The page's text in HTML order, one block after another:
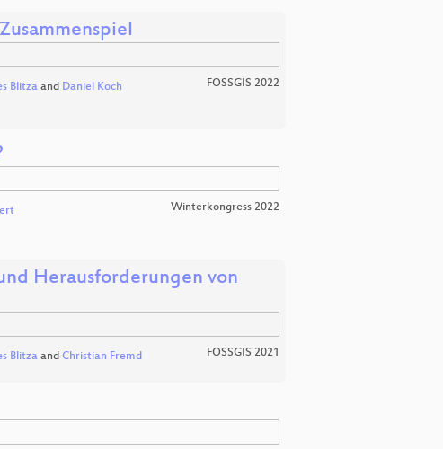
Blitzaand Daniel Koch FOSSGIS 2022
Winterkongress 2022
Herausforderungen von
Blitzaand Christian Fremd FOSSGIS 2021